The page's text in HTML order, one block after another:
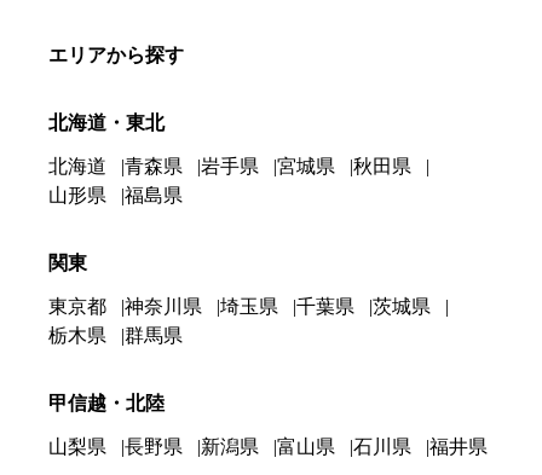
エリアから探す
北海道・東北
北海道 青森県 岩手県 宮城県
秋田県
山形県
福島県
関東
東京都 神奈川県 埼玉県 千葉県
茨城県
栃木県
群馬県
甲信越・北陸
山梨県 長野県 新潟県 富山県 石川県 福井県